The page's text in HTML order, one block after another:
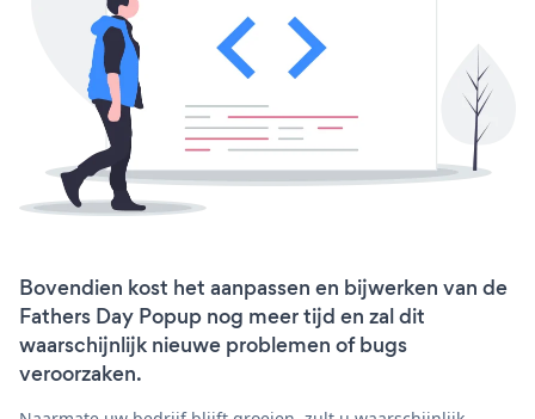
Bovendien kost het aanpassen en bijwerken van de
Fathers Day Popup nog meer tijd en zal dit
waarschijnlijk nieuwe problemen of bugs
veroorzaken.